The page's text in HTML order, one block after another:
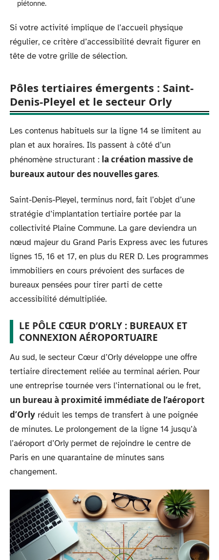
piétonne.
Si votre activité implique de l’accueil physique
régulier, ce critère d’accessibilité devrait figurer en
tête de votre grille de sélection.
Pôles tertiaires émergents : Saint-
Denis-Pleyel et le secteur Orly
Les contenus habituels sur la ligne 14 se limitent au
plan et aux horaires. Ils passent à côté d’un
phénomène structurant : la création massive de
bureaux autour des nouvelles gares.
Saint-Denis-Pleyel, terminus nord, fait l’objet d’une
stratégie d’implantation tertiaire portée par la
collectivité Plaine Commune. La gare deviendra un
nœud majeur du Grand Paris Express avec les futures
lignes 15, 16 et 17, en plus du RER D. Les programmes
immobiliers en cours prévoient des surfaces de
bureaux pensées pour tirer parti de cette
accessibilité démultipliée.
LE PÔLE CŒUR D’ORLY : BUREAUX ET
CONNEXION AÉROPORTUAIRE
Au sud, le secteur Cœur d’Orly développe une offre
tertiaire directement reliée au terminal aérien. Pour
une entreprise tournée vers l’international ou le fret,
un bureau à proximité immédiate de l’aéroport
d’Orly réduit les temps de transfert à une poignée
de minutes. Le prolongement de la ligne 14 jusqu’à
l’aéroport d’Orly permet de rejoindre le centre de
Paris en une quarantaine de minutes sans
changement.